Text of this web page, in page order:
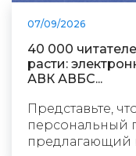
07/09/2026
40 000
расти:
АВК АВБС...
Представьте,
персональный
предлагающий